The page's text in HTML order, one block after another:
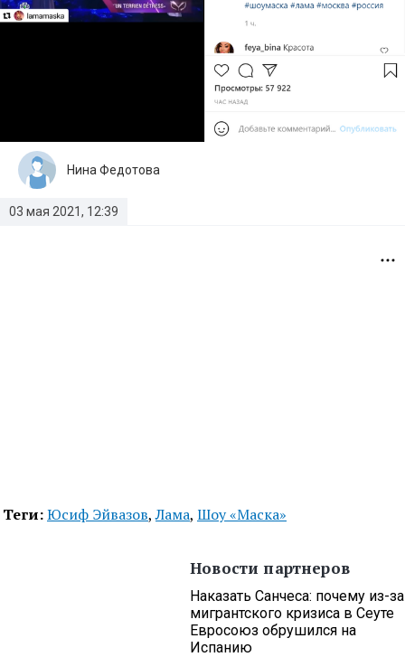
03 мая 2021, 12:39
Нина Федотова
Теги:Юсиф Эйвазов,Лама, Шоу «Маска»
Новости партнеров
Наказать Санчеса: почему из-за
мигрантского кризиса в Сеуте
Евросоюз обрушился на
Испанию